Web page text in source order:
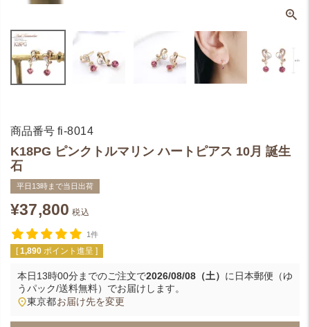
商品番号 fi-8014
K18PG ピンクトルマリン ハートピアス 10月 誕生
石
平日13時まで当日出荷
¥37,800 税込
1件
[ 1,890 ポイント進呈 ]
本日13時00分までのご注文で2026/08/08（土） に 日本郵便（ゆ
うパック/送料無料） でお届けします。
東京都お届け先を変更